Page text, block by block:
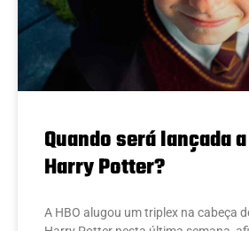
Quando será lançada
Harry Potter?
A HBO alugou um triplex na cabeça